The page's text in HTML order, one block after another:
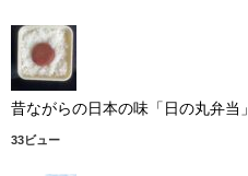
昔ながらの日本の味「日の丸弁当」
33ビュー